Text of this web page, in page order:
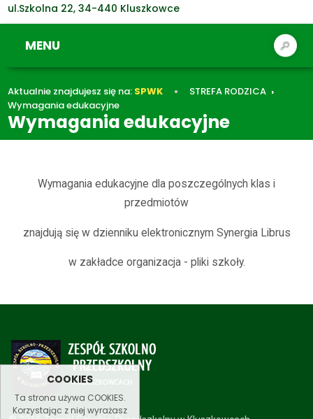
COOKIES
Ta strona używa COOKIES.
Korzystając z niej wyrażasz
ul.Szkolna 22, 34-440 Kluszkowce
Aktualnie znajdujesz się na: SPWK
STREFA RODZICA
Wymagania edukacyjne
Wymagania edukacyjne
MENU
Wymagania edukacyjne dla poszczególnych klas i
przedmiotów
znajdują się w dzienniku elektronicznym Synergia Librus
w zakładce organizacja - pliki szkoły.